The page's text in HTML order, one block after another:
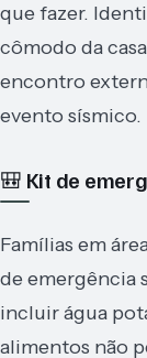
que fazer.
cômodo da
encontro
evento sísmico.
🎒 Kit de
Famílias em
de emergência
incluir água
alimentos não